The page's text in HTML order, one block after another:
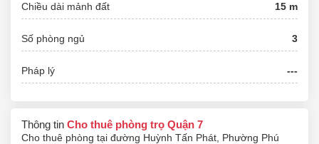
Chiều dài mảnh đất 15 m
Số phòng ngủ 3
Pháp lý ---
Thông tin Cho thuê phòng trọ Quận 7
Cho thuê phòng tại đường Huỳnh Tấn Phát, Phường Phú